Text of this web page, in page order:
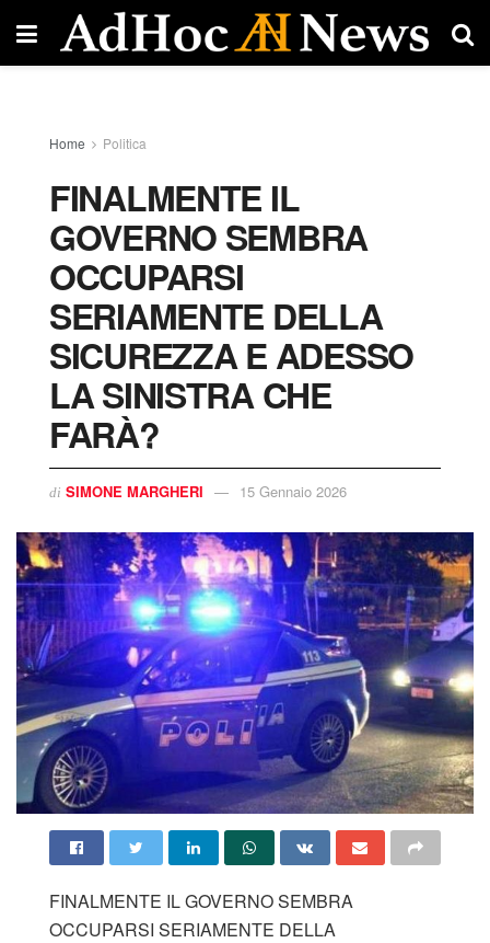
Home Politica
FINALMENTE IL
GOVERNO SEMBRA
OCCUPARSI
SERIAMENTE DELLA
SICUREZZA E ADESSO
LA SINISTRA CHE
FARÀ?
di SIMONE MARGHERI 15 Gennaio 2026
FINALMENTE IL GOVERNO SEMBRA
OCCUPARSI SERIAMENTE DELLA